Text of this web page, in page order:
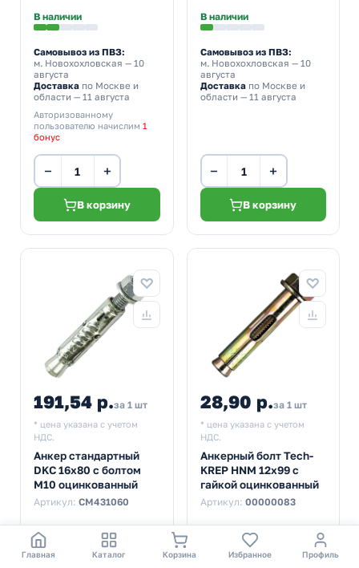
В наличии
Самовывоз из ПВЗ:
м. Новохохловская — 10
августа
Доставка по Москве и
области — 11 августа
Авторизованному
пользователю начислим 1
бонус
− +
В корзину
В наличии
Самовывоз из ПВЗ:
м. Новохохловская — 10
августа
Доставкапо Москве и
области — 11 августа
− +
В корзину
191,54 р.за 1 шт
* цена указана с учетом
НДС.
Анкер стандартный
DKC 16x80 с болтом
М10 оцинкованный
Артикул: CM431060
В наличии
28,90 р.за 1 шт
* цена указана с учетом
НДС.
Анкерный болт Tech-
KREP HNM 12х99 с
гайкой оцинкованный
Артикул: 00000083
В наличии
Главная Каталог Корзина Избранное Профиль